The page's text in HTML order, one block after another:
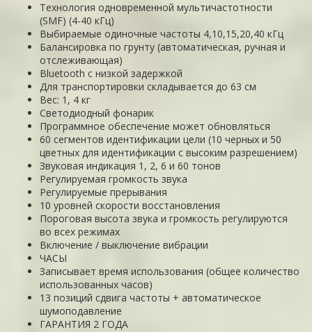
Технология одновременной мультичастотности
(SMF) (4-40 кГц)
Выбираемые одиночные частоты 4,10,15,20,40 кГц
Балансировка по грунту (автоматическая, ручная и
отслеживающая)
Bluetooth с низкой задержкой
Для транспортировки складывается до 63 см
Вес: 1, 4 кг
Светодиодный фонарик
Программное обеспечение может обновляться
60 сегментов идентификации цели (10 черных и 50
цветных для идентификации с высоким разрешением)
Звуковая индикация 1, 2, 6 и 60 тонов
Регулируемая громкость звука
Регулируемые прерывания
10 уровней скорости восстановления
Пороговая высота звука и громкость регулируются
во всех режимах
Включение / выключение вибрации
ЧАСЫ
Записывает время использования (общее количество
использованных часов)
13 позиций сдвига частоты + автоматическое
шумоподавление
ГАРАНТИЯ 2 ГОДА